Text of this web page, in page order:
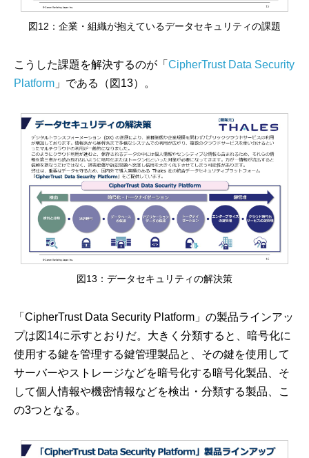
図12：企業・組織が抱えているデータセキュリティの課題
こうした課題を解決するのが「 CipherTrust Data Security
Platform 」である（図13）。
図13：データセキュリティの解決策
「CipherTrust Data Security Platform」の製品ラインアッ
プは図14に示すとおりだ。大きく分類すると、暗号化に
使用する鍵を管理する鍵管理製品と、その鍵を使用して
サーバーやストレージなどを暗号化する暗号化製品、そ
して個人情報や機密情報などを検出・分類する製品、こ
の3つとなる。